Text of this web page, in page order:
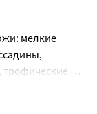
можно
каждой
мелкие
трофические